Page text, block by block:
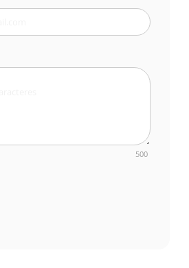
500